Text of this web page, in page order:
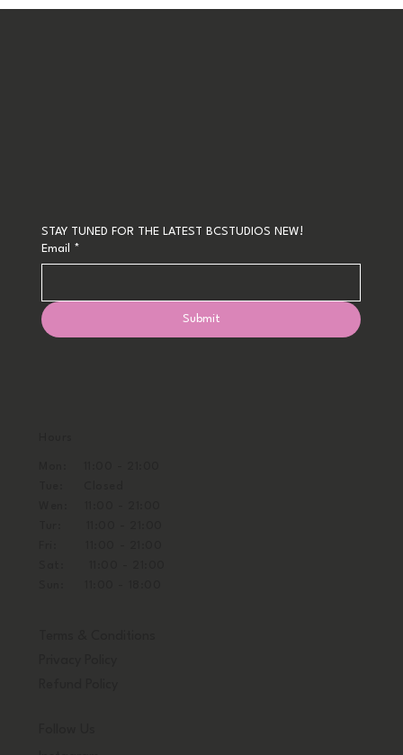
STAY TUNED FOR THE LATEST BCSTUDIOS NEW!
Email
*
Submit